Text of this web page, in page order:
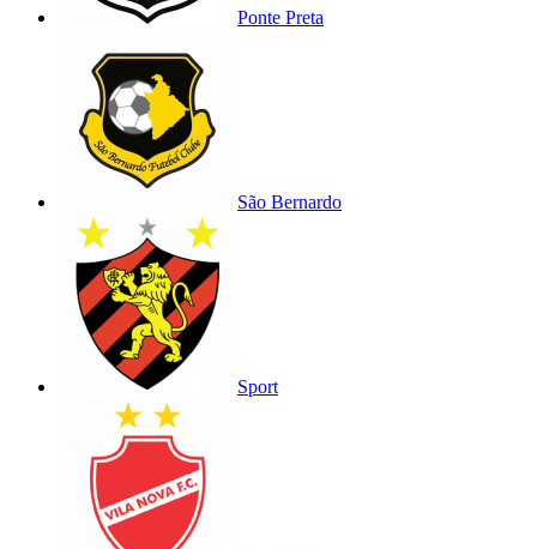
Ponte Preta
São Bernardo
Sport